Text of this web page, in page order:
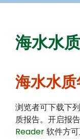
海水水质
海水水质
浏览者可下载下
质报告。开启报
Reader软件方